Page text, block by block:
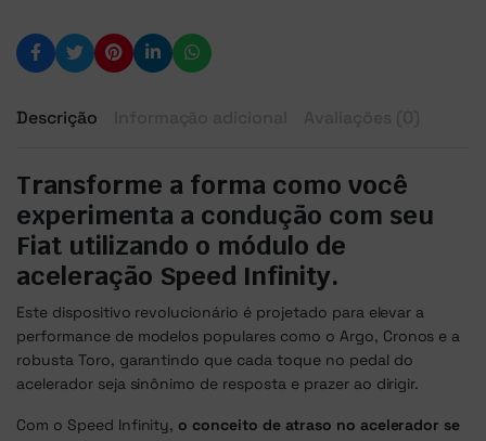
Descrição
Transforme a forma como você
experimenta a condução com seu
Fiat utilizando o módulo de
aceleração Speed Infinity.
Este dispositivo revolucionário é projetado para elevar a
performance de modelos populares como o Argo, Cronos e a
robusta Toro, garantindo que cada toque no pedal do
acelerador seja sinônimo de resposta e prazer ao dirigir.
Com o Speed Infinity, o conceito de atraso no acelerador se